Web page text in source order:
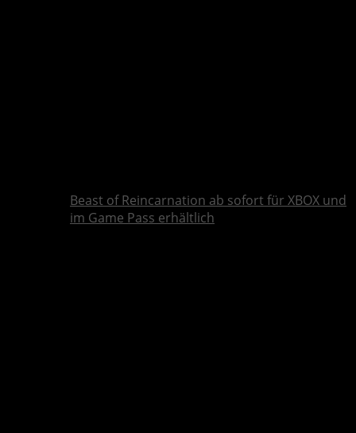
Beast of Reincarnation ab sofort für XBOX und
im Game Pass erhältlich